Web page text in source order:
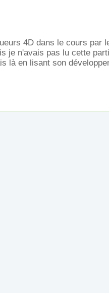
4D dans le cours par
je n'avais pas lu cette
là en lisant son